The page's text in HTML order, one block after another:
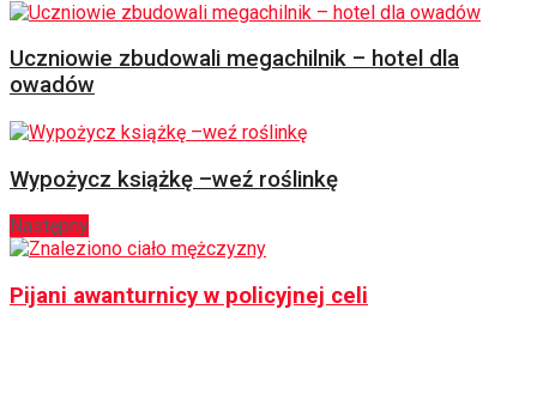
Uczniowie zbudowali megachilnik – hotel dla
owadów
Wypożycz książkę –weź roślinkę
Następny
Pijani awanturnicy w policyjnej celi